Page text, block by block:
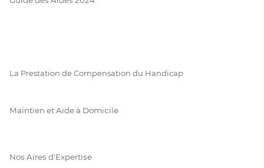
La Prestation de Compensation du Handicap
Maintien et Aide à Domicile
Nos Aires d'Expertise